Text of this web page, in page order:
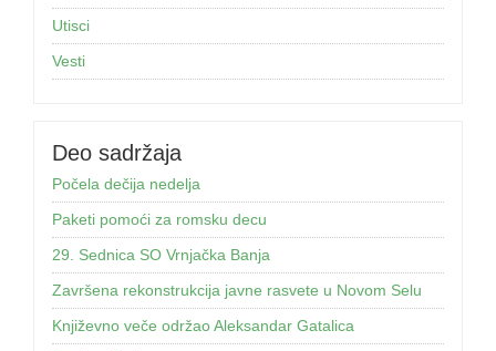
Utisci
Vesti
Deo sadržaja
Počela dečija nedelja
Paketi pomoći za romsku decu
29. Sednica SO Vrnjačka Banja
Završena rekonstrukcija javne rasvete u Novom Selu
Književno veče održao Aleksandar Gatalica